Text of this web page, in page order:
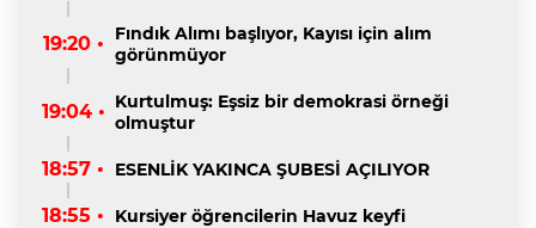
19:20 •
Fındık Alımı başlıyor, Kayısı için alım
görünmüyor
19:04 • Kurtulmuş: Eşsiz bir demokrasi örneği
olmuştur
18:57 • ESENLİK YAKINCA ŞUBESİ AÇILIYOR
18:55 • Kursiyer öğrencilerin Havuz keyfi